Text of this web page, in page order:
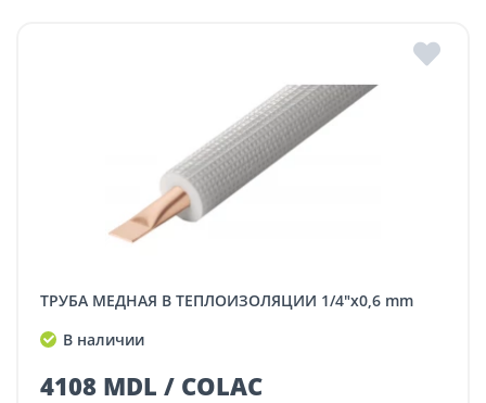
ТРУБА МЕДНАЯ В ТЕПЛОИЗОЛЯЦИИ 1/4"x0,6 mm
В наличии
4108 MDL / COLAC